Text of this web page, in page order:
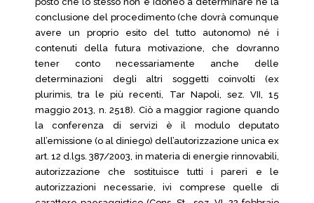
conclusione del procedimento (che dovrà comunque
avere un proprio esito del tutto autonomo) né i
contenuti della futura motivazione, che dovranno
tener conto necessariamente anche delle
determinazioni degli altri soggetti coinvolti (ex
plurimis, tra le più recenti, Tar Napoli, sez. VII, 15
maggio 2013, n. 2518). Ciò a maggior ragione quando
la conferenza di servizi è il modulo deputato
all’emissione (o al diniego) dell’autorizzazione unica ex
art. 12 d.lgs. 387/2003, in materia di energie rinnovabili,
autorizzazione che sostituisce tutti i pareri e le
autorizzazioni necessarie, ivi comprese quelle di